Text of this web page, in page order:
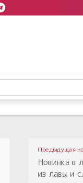
Предыдущая
Новинка в
из лавы и